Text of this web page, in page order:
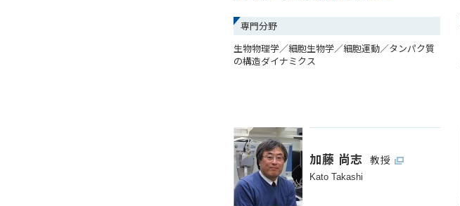
専門分野
生物物理学／細胞生物学／細胞運動／タンパク質
の構造ダイナミクス
加藤 尚志 教授
Kato Takashi